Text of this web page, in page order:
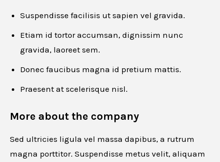
Resume *
Suspendisse facilisis ut sapien vel gravida.
Etiam id tortor accumsan, dignissim nunc
gravida, laoreet sem.
Donec faucibus magna id pretium mattis.
Praesent at scelerisque nisl.
More about the company
Sed ultricies ligula vel massa dapibus, a rutrum
magna porttitor. Suspendisse metus velit, aliquam